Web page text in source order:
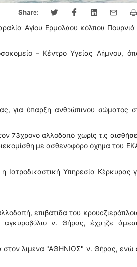
Share:
Αγίου Ερμολάου κόλπου Πουρνιά
– Κέντρο Υγείας Λήμνου,
για ύπαρξη ανθρώπινου σώματος
73χρονο αλλοδαπό χωρίς τις
με ασθενοφόρο όχημα του
Ιατροδικαστική Υπηρεσία Κέρκυρας
επιβάτιδα του
αγκυροβόλιο ν. Θήρας, έχρηζε
στον λιμένα "ΑΘΗΝΙΟΣ" ν. Θήρας, ενώ